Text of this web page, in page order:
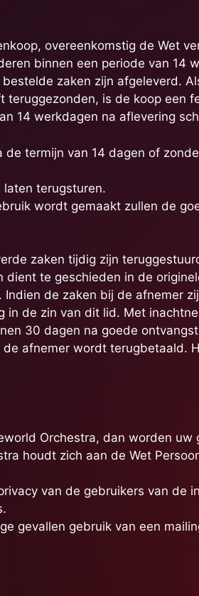
overeenkomstig de Wet
binnen een periode van 14
zaken zijn afgeleverd.
teruggezonden, is de koop een
14 werkdagen na aflevering
termijn van 14 dagen of
laten terugsturen.
wordt gemaakt zullen de
zaken tijdig zijn
te geschieden in de
de zaken bij de afnemer
in de zin van dit lid. Met
30 dagen na goede
afnemer wordt terugbetaald.
Orchestra, dan worden
houdt zich aan de Wet
van de gebruikers van de
gevallen gebruik van een